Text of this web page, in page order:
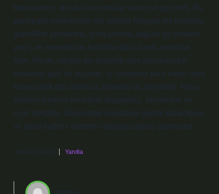
toparlanmış, ancak bazı noktalar yüzeysel geçilmiş. Bu
paragrafın merkezinde net şekilde Rüyada diş temizliği,
genellikle yenilenme, içsel arınma, sağlıklı bir döneme
geçiş ve sorunlardan kurtulma gibi olumlu anlamlar
taşır. Ancak, rüyada diş temizliği aynı zamanda kin
besleyen gizli bir düşman, iş hayatında para kaybı veya
başarısızlık gibi olumsuz anlamlar da taşıyabilir. Rüya
tabirleri bilimsel temellere dayanmaz. Yenilenme ve
içsel temizlik : Geçmişteki sıkıntıların geride kalacağına
ve daha hafif bir dönemin başlayacağına işaret eder.
Şubat 23, 2026 Yanıtla